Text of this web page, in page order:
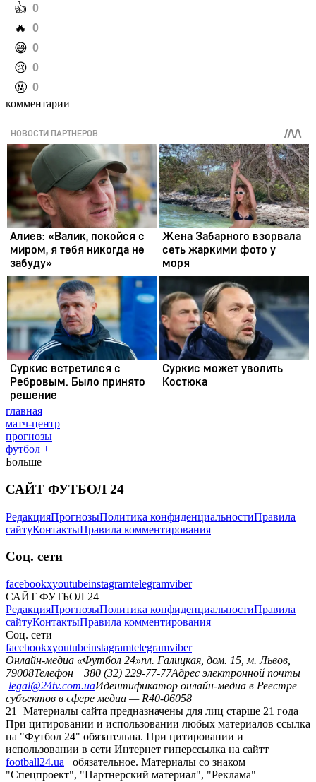
️👍 0
️🔥 0
️😄 0
️😢 0
️🤬 0
комментарии
главная
матч-центр
прогнозы
футбол +
Больше
САЙТ ФУТБОЛ 24
РедакцияПрогнозыПолитика конфиденциальностиПравила
сайтуКонтактыПравила комментирования
Соц. сети
facebookxyoutubeinstagramtelegramviber
САЙТ ФУТБОЛ 24
РедакцияПрогнозыПолитика конфиденциальностиПравила
сайтуКонтактыПравила комментирования
Соц. сети
facebookxyoutubeinstagramtelegramviber
Онлайн-медиа «Футбол 24»пл. Галицкая, дом. 15, м. Львов,
79008Телефон +380 (32) 229-77-77Адрес электронной почты
legal@24tv.com.uaИдентификатор онлайн-медиа в Реестре
субъектов в сфере медиа — R40-06058
21+Материалы сайта предназначены для лиц старше 21 года
При цитировании и использовании любых материалов ссылка
на "Футбол 24" обязательна. При цитировании и
использовании в сети Интернет гиперссылка на сайтт
football24.ua
обязательное. Материалы со знаком
"Спецпроект", "Партнерский материал", "Реклама"